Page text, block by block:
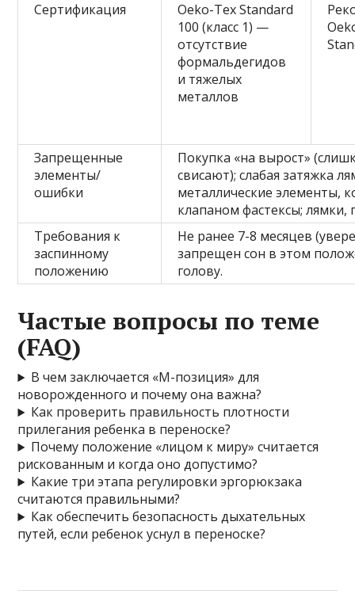
Сертификация
Oeko-Tex Standard
100 (класс 1) —
отсутствие
формальдегидов
и тяжелых
металлов
Запрещенные
элементы/
ошибки
Покупка «на вырост»
свисают); слабая затяжка
металлические элементы,
клапаном фастексы;
Требования к
заспинному
положению
Не ранее 7-8 месяцев
запрещен сон в этом
голову.
Частые вопросы по теме
(FAQ)
В чем заключается «М-позиция» для
новорожденного и почему она важна?
Как проверить правильность плотности
прилегания ребенка в переноске?
Почему положение «лицом к миру» считается
рискованным и когда оно допустимо?
Какие три этапа регулировки эргорюкзака
считаются правильными?
Как обеспечить безопасность дыхательных
путей, если ребенок уснул в переноске?